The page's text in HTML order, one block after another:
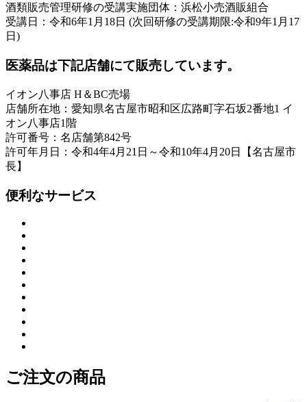
酒類販売管理研修の受講実施団体：浜松小売酒販組合
受講日：令和6年1月18日 (次回研修の受講期限:令和9年1月17
日)
医薬品は下記店舗にて販売しています。
イオン八事店 H＆BC売場
店舗所在地：愛知県名古屋市昭和区広路町字石坂2番地1 イ
オン八事店1階
許可番号：名店舗第842号
許可年月日：令和4年4月21日～令和10年4月20日【名古屋市
長】
便利なサービス
ご注文の商品